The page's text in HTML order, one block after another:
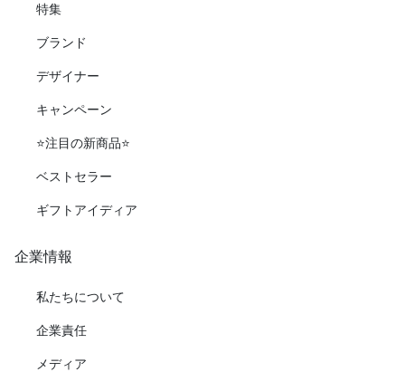
特集
ブランド
デザイナー
キャンペーン
⭐️注目の新商品⭐️
ベストセラー
ギフトアイディア
企業情報
私たちについて
企業責任
メディア